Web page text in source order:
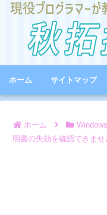
ホーム サイトマップ
ホーム Windows
明書の失効を確認できま